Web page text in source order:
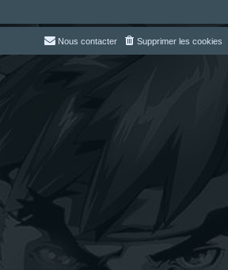
Supprimer les cookies
Nous contacter